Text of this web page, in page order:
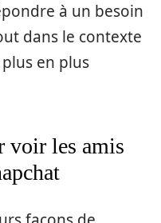
à un besoin
dans le contexte
en plus
voir les amis